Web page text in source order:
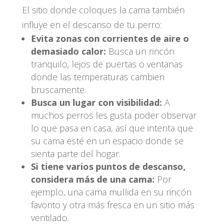
El sitio donde coloques la cama también
influye en el descanso de tu perro:
Evita zonas con corrientes de aire o
demasiado calor: Busca un rincón
tranquilo, lejos de puertas o ventanas
donde las temperaturas cambien
bruscamente.
Busca un lugar con visibilidad: A
muchos perros les gusta poder observar
lo que pasa en casa, así que intenta que
su cama esté en un espacio donde se
sienta parte del hogar.
Si tiene varios puntos de descanso,
considera más de una cama: Por
ejemplo, una cama mullida en su rincón
favorito y otra más fresca en un sitio más
ventilado.